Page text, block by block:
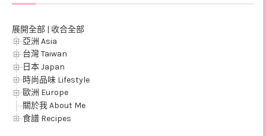
展開全部 | 收合全部
亞洲 Asia
台灣 Taiwan
日本 Japan
時尚品味 Lifestyle
歐洲 Europe
關於我 About Me
食譜 Recipes